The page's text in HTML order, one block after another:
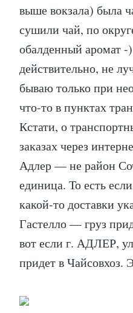
выше вокзала) была
сушили чай, по
обалденный аромат -
действительно, не
бываю только при
что-то в пунктах
Кстати, о
заказах через
Адлер — не район
единица. То есть
какой-то доставки
Гастелло — груз
вот если г. АДЛЕР,
придет в Чайсовхоз.